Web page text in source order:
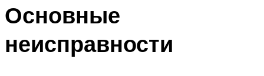
Основные
неисправности